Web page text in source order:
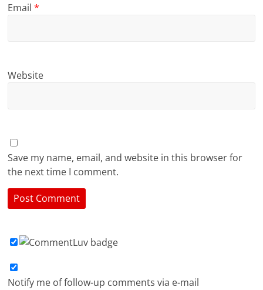
Email*
Website
Save my name, email, and website in this browser for
the next time I comment.
Notify me of follow-up comments via e-mail